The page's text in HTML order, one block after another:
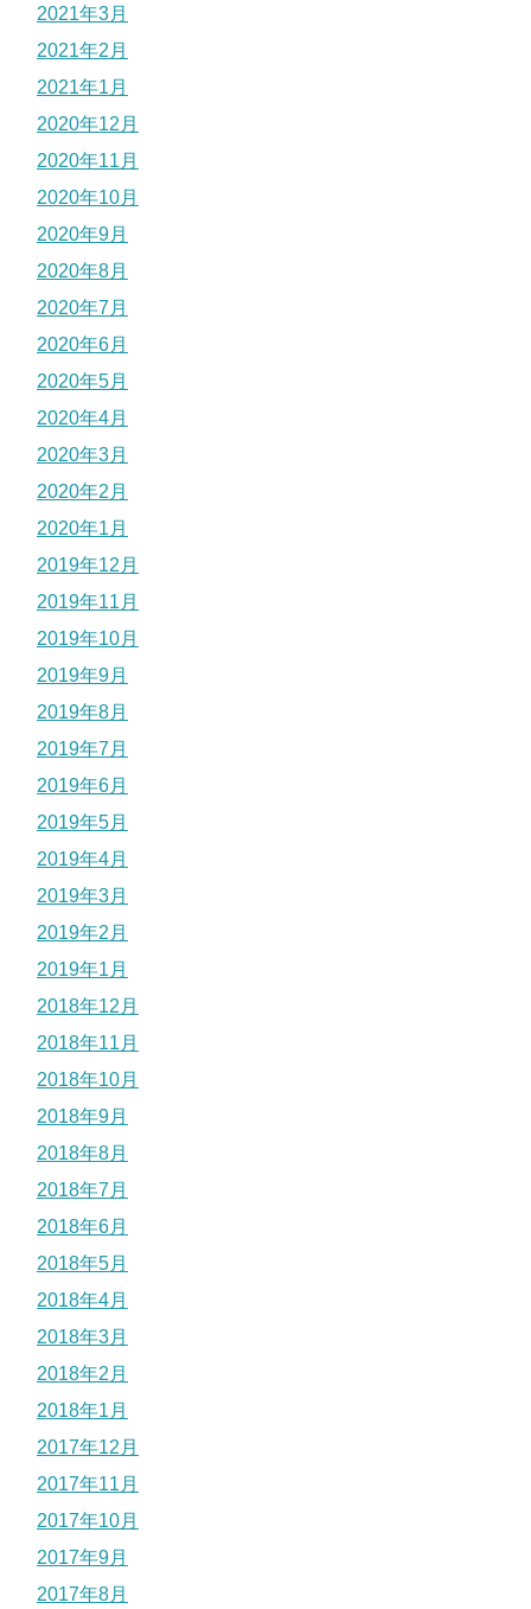
2021年3月
2021年2月
2021年1月
2020年12月
2020年11月
2020年10月
2020年9月
2020年8月
2020年7月
2020年6月
2020年5月
2020年4月
2020年3月
2020年2月
2020年1月
2019年12月
2019年11月
2019年10月
2019年9月
2019年8月
2019年7月
2019年6月
2019年5月
2019年4月
2019年3月
2019年2月
2019年1月
2018年12月
2018年11月
2018年10月
2018年9月
2018年8月
2018年7月
2018年6月
2018年5月
2018年4月
2018年3月
2018年2月
2018年1月
2017年12月
2017年11月
2017年10月
2017年9月
2017年8月